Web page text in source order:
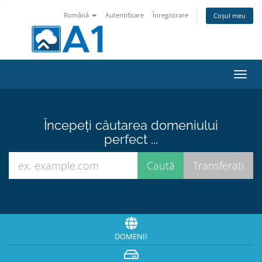
Română Autentificare Înregistrare Coșul meu
Începeți căutarea domeniului
perfect ...
DOMENII